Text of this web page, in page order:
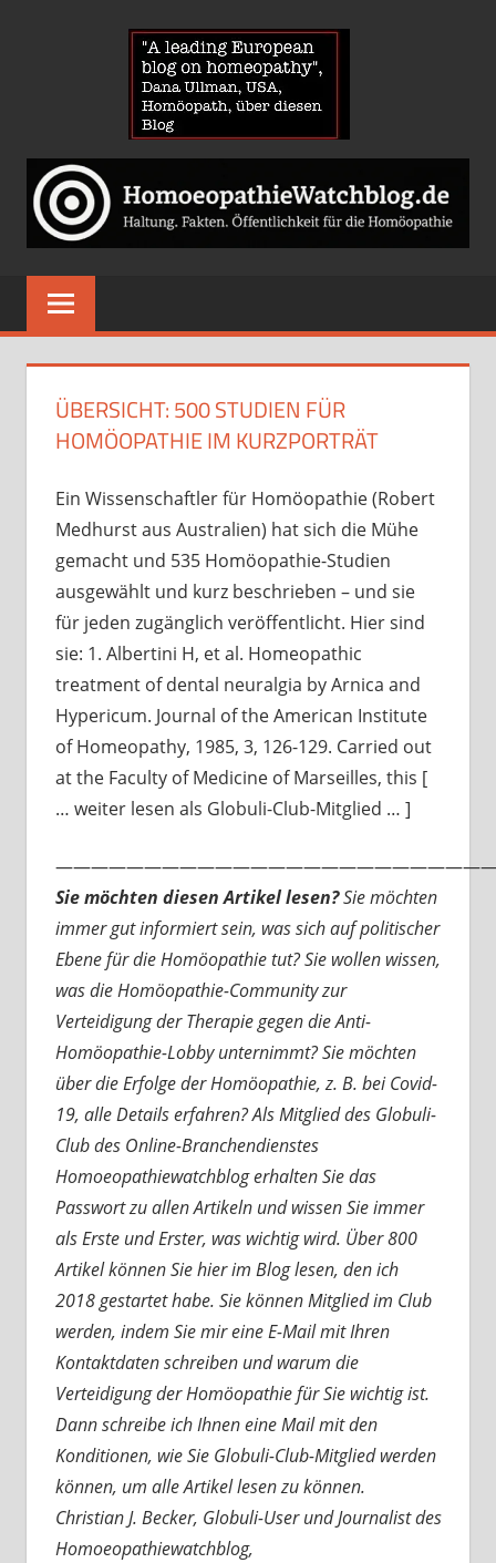
News
über
Homöopathie
und
Auge
Gegner
ÜBERSICHT: 500 STUDIEN FÜR
HOMÖOPATHIE IM KURZPORTRÄT
Ein Wissenschaftler für Homöopathie (Robert
Medhurst aus Australien) hat sich die Mühe
gemacht und 535 Homöopathie-Studien
ausgewählt und kurz beschrieben – und sie
für jeden zugänglich veröffentlicht. Hier sind
sie: 1. Albertini H, et al. Homeopathic
treatment of dental neuralgia by Arnica and
Hypericum. Journal of the American Institute
of Homeopathy, 1985, 3, 126-129. Carried out
at the Faculty of Medicine of Marseilles, this [
… weiter lesen als Globuli-Club-Mitglied … ]
Sie möchten diesen Artikel lesen?Sie möchten
immer gut informiert sein, was sich auf politischer
Ebene für die Homöopathie tut? Sie wollen wissen,
was die Homöopathie-Community zur
Verteidigung der Therapie gegen die Anti-
Homöopathie-Lobby unternimmt? Sie möchten
über die Erfolge der Homöopathie, z. B. bei Covid-
19, alle Details erfahren? Als Mitglied des Globuli-
Club des Online-Branchendienstes
Homoeopathiewatchblog erhalten Sie das
Passwort zu allen Artikeln und wissen Sie immer
als Erste und Erster, was wichtig wird. Über 800
Artikel können Sie hier im Blog lesen, den ich
2018 gestartet habe. Sie können Mitglied im Club
werden, indem Sie mir eine E-Mail mit Ihren
Kontaktdaten schreiben und warum die
Verteidigung der Homöopathie für Sie wichtig ist.
Dann schreibe ich Ihnen eine Mail mit den
Konditionen, wie Sie Globuli-Club-Mitglied werden
können, um alle Artikel lesen zu können.
Christian J. Becker, Globuli-User und Journalist des
Homoeopathiewatchblog,